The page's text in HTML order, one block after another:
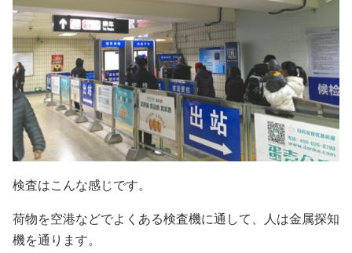
検査はこんな感じです。
荷物を空港などでよくある検査機に通して、人は金属探知
機を通ります。